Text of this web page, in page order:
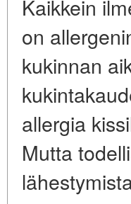
Kaikkein
on
kukinnan
allergia
Mutta